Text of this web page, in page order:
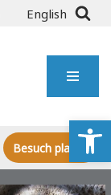
English
Besuch planen